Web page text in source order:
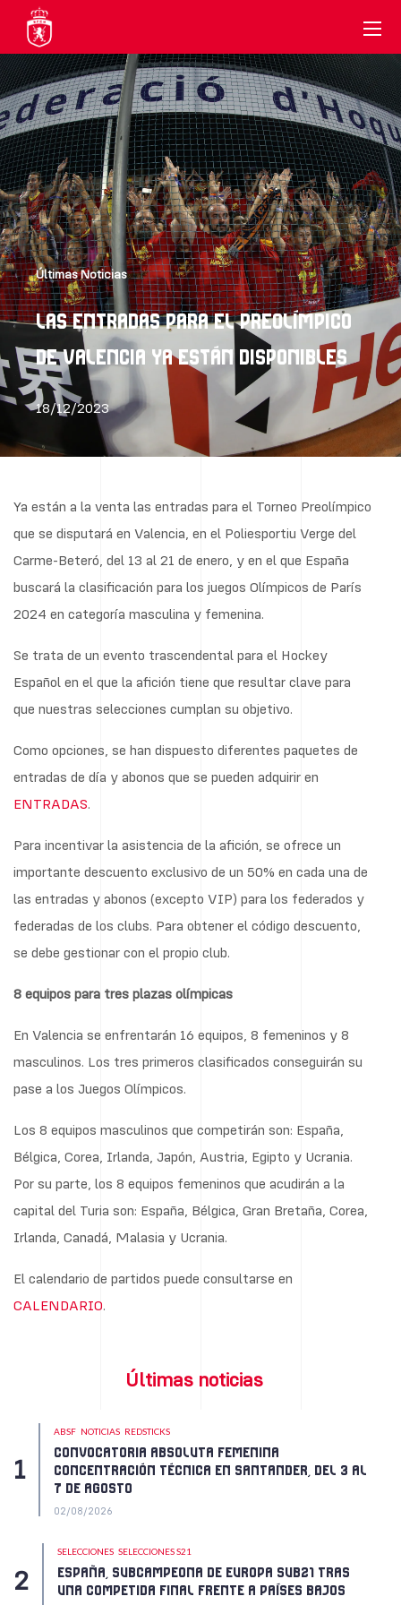
Últimas Noticias
LAS ENTRADAS PARA EL PREOLÍMPICO
DE VALENCIA YA ESTÁN DISPONIBLES
18/12/2023
Ya están a la venta las entradas para el Torneo Preolímpico
que se disputará en Valencia, en el Poliesportiu Verge del
Carme-Beteró, del 13 al 21 de enero, y en el que España
buscará la clasificación para los juegos Olímpicos de París
2024 en categoría masculina y femenina.
Se trata de un evento trascendental para el Hockey
Español en el que la afición tiene que resultar clave para
que nuestras selecciones cumplan su objetivo.
Como opciones, se han dispuesto diferentes paquetes de
entradas de día y abonos que se pueden adquirir en
ENTRADAS.
Para incentivar la asistencia de la afición, se ofrece un
importante descuento exclusivo de un 50% en cada una de
las entradas y abonos (excepto VIP) para los federados y
federadas de los clubs. Para obtener el código descuento,
se debe gestionar con el propio club.
8 equipos para tres plazas olímpicas
En Valencia se enfrentarán 16 equipos, 8 femeninos y 8
masculinos. Los tres primeros clasificados conseguirán su
pase a los Juegos Olímpicos.
Los 8 equipos masculinos que competirán son: España,
Bélgica, Corea, Irlanda, Japón, Austria, Egipto y Ucrania.
Por su parte, los 8 equipos femeninos que acudirán a la
capital del Turia son: España, Bélgica, Gran Bretaña, Corea,
Irlanda, Canadá, Malasia y Ucrania.
El calendario de partidos puede consultarse en
CALENDARIO.
Últimas noticias
ABSF NOTICIAS REDSTICKS
CONVOCATORIA ABSOLUTA FEMENINA
CONCENTRACIÓN TÉCNICA EN SANTANDER, DEL 3 AL
7 DE AGOSTO
02/08/2026
SELECCIONES SELECCIONES S21
ESPAÑA, SUBCAMPEONA DE EUROPA SUB21 TRAS
UNA COMPETIDA FINAL FRENTE A PAÍSES BAJOS